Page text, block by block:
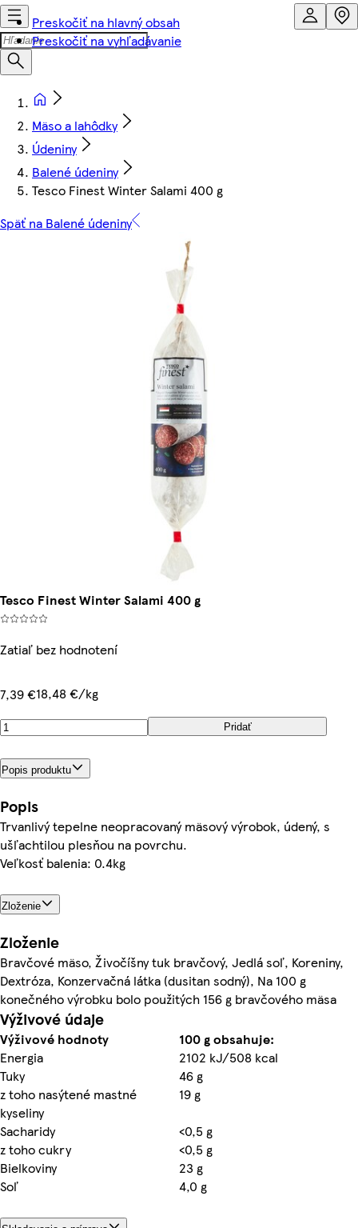
Preskočiť na hlavný obsah
Preskočiť na vyhľadávanie
Mäso a lahôdky
Údeniny
Balené údeniny
Tesco Finest Winter Salami 400 g
Späť na Balené údeniny
Tesco Finest Winter Salami 400 g
Zatiaľ bez hodnotení
7,39 €18,48 €/kg
Pridať
Popis produktu
Popis
Trvanlivý tepelne neopracovaný mäsový výrobok, údený, s
ušľachtilou plesňou na povrchu.
Veľkosť balenia: 0.4kg
Zloženie
Zloženie
Bravčové mäso, Živočíšny tuk bravčový, Jedlá soľ, Koreniny,
Dextróza, Konzervačná látka (dusitan sodný), Na 100 g
konečného výrobku bolo použitých 156 g bravčového mäsa
Výživové údaje
Výživové hodnoty
100 g obsahuje:
Energia
2102 kJ/508 kcal
Tuky
46 g
z toho nasýtené mastné
kyseliny
19 g
Sacharidy
<0,5 g
z toho cukry
<0,5 g
Bielkoviny
23 g
Soľ
4,0 g